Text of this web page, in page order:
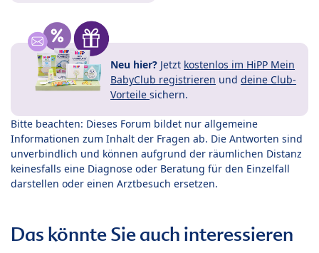
Neu hier? Jetzt kostenlos im HiPP Mein
BabyClub registrieren und deine Club-
Vorteile sichern.
Bitte beachten: Dieses Forum bildet nur allgemeine
Informationen zum Inhalt der Fragen ab. Die Antworten sind
unverbindlich und können aufgrund der räumlichen Distanz
keinesfalls eine Diagnose oder Beratung für den Einzelfall
darstellen oder einen Arztbesuch ersetzen.
Das könnte Sie auch interessieren